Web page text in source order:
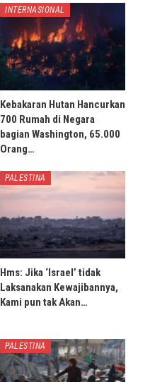
INTERNASIONAL
Kebakaran Hutan Hancurkan
700 Rumah di Negara
bagian Washington, 65.000
Orang…
PALESTINA
Hms: Jika ‘Israel’ tidak
Laksanakan Kewajibannya,
Kami pun tak Akan…
PALESTINA